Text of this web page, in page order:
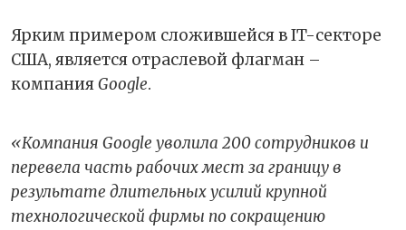
Ярким примером сложившейся в IT-секторе
США, является отраслевой флагман –
компанияGoogle.
«Компания Google уволила 200 сотрудников и
перевела часть рабочих мест за границу в
результате длительных усилий крупной
технологической фирмы по сокращению